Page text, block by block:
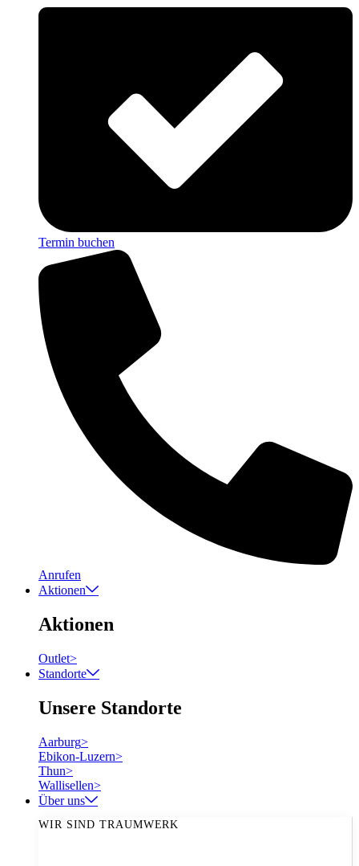
Termin buchen
Anrufen
Aktionen
Aktionen
Outlet>
Standorte
Unsere Standorte
Aarburg>
Ebikon-Luzern>
Thun>
Wallisellen>
Über uns
WIR SIND TRAUMWERK